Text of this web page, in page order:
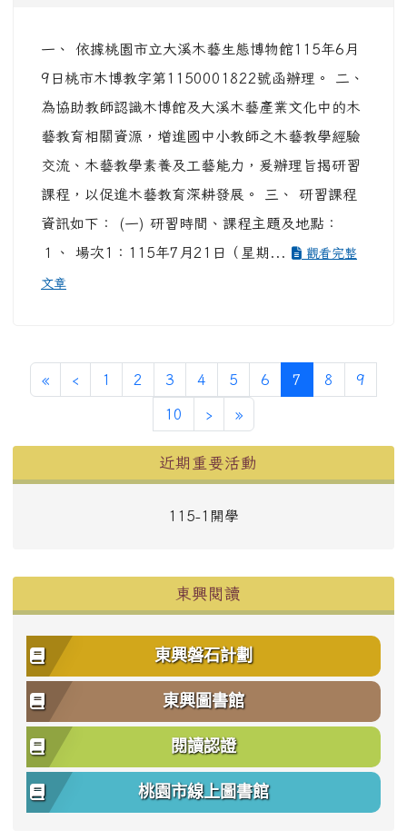
一、 依據桃園市立大溪木藝生態博物館115年6月
9日桃市木博教字第1150001822號函辦理。 二、
為協助教師認識木博館及大溪木藝產業文化中的木
藝教育相關資源，增進國中小教師之木藝教學經驗
交流、木藝教學素養及工藝能力，爰辦理旨揭研習
課程，以促進木藝教育深耕發展。 三、 研習課程
資訊如下： (一) 研習時間、課程主題及地點：
１、 場次1：115年7月21日（星期...
觀看完整
文章
«第一頁
‹ 上一頁
1 2 3 4 5 6 7 (目前頁次)
8 9
10 ›下一頁
»最後頁
近期重要活動
115-1開學
東興閱讀
東興磐石計劃
東興圖書館
閱讀認證
桃園市線上圖書館